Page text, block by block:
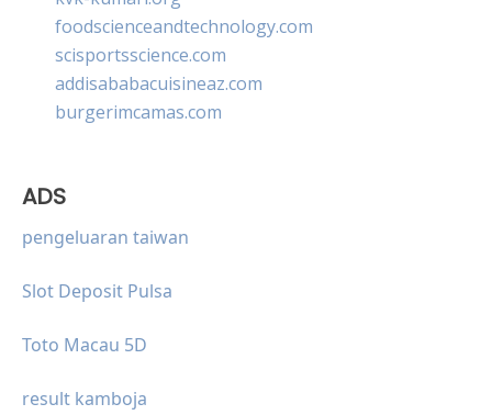
foodscienceandtechnology.com
scisportsscience.com
addisababacuisineaz.com
burgerimcamas.com
ADS
pengeluaran taiwan
Slot Deposit Pulsa
Toto Macau 5D
result kamboja